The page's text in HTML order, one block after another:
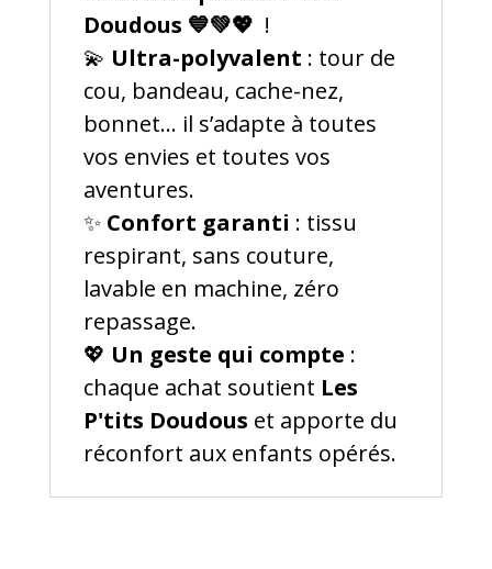
Doudous 💙💚💖 !
💫 Ultra-polyvalent : tour de
cou, bandeau, cache-nez,
bonnet… il s’adapte à toutes
vos envies et toutes vos
aventures.
✨ Confort garanti : tissu
respirant, sans couture,
lavable en machine, zéro
repassage.
💖 Un geste qui compte :
chaque achat soutient Les
P'tits Doudous et apporte du
réconfort aux enfants opérés.